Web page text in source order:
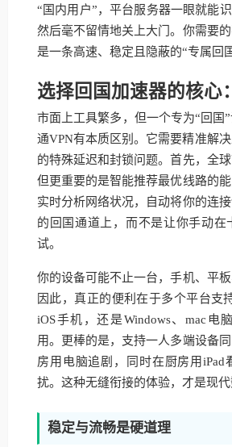
“国内用户”，平台服务器一眼就能
然后毫不留情地关上大门。你需要
是一条高速、稳定且隐蔽的“专属回
选择回国加速器的核心
市面上工具繁多，但一个专为“回国
通VPN有本质区别。它需要精准解
的特殊延迟和封锁问题。首先，全球
但更重要的是智能推荐最优线路的
实时分析网络状况，自动将你的连
的回国通道上，而不是让你手动在
试。
你的设备可能不止一台，手机、平板
因此，真正的便利在于多个平台支
iOS手机，还是Windows、mac电
用。更棒的是，支持一人多端设备
房用电脑追剧，同时在厨房用iPad
扰。这种无缝衔接的体验，才是现代
稳定与流畅是硬道理